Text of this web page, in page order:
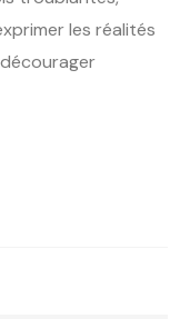
les réalités